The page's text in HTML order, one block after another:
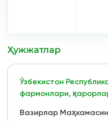
Ҳужжатлар
Ўзбекистон
фармонлари,
Вазирлар